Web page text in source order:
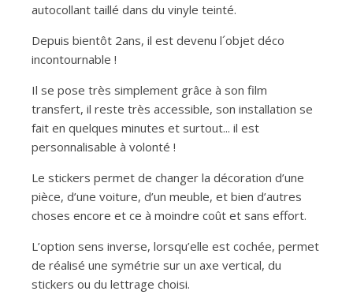
autocollant taillé dans du vinyle teinté.
Depuis bientôt 2ans, il est devenu l´objet déco
incontournable !
Il se pose très simplement grâce à son film
transfert, il reste très accessible, son installation se
fait en quelques minutes et surtout... il est
personnalisable à volonté !
Le stickers permet de changer la décoration d’une
pièce, d’une voiture, d’un meuble, et bien d’autres
choses encore et ce à moindre coût et sans effort.
L’option sens inverse, lorsqu’elle est cochée, permet
de réalisé une symétrie sur un axe vertical, du
stickers ou du lettrage choisi.